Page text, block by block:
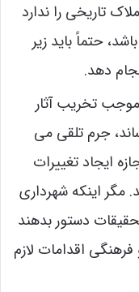
تاریخی را ندارد
حتماً باید زیر
دهد.
تخریب آثار
جرم تلقی می
ایجاد تغییرات
مگر اینکه شهرداری
دستور بدهند
اقدامات لازم